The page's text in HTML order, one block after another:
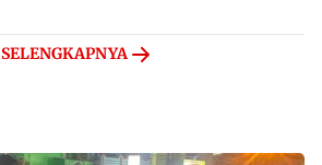
SELENGKAPNYA